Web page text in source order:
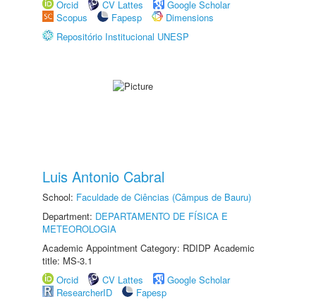
Orcid
CV Lattes
Google Scholar
Scopus
Fapesp
Dimensions
Repositório Institucional UNESP
Luis Antonio Cabral
School: Faculdade de Ciências (Câmpus de Bauru)
Department: DEPARTAMENTO DE FÍSICA E
METEOROLOGIA
Academic Appointment Category: RDIDP Academic
title: MS-3.1
Orcid
CV Lattes
Google Scholar
ResearcherID
Fapesp